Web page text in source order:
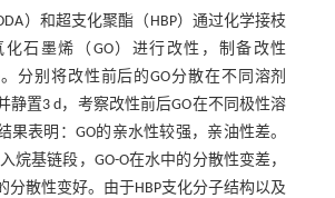
）和超支化聚酯（HBP）通过化学接枝
化石墨烯（GO）进行改性，制备改性
。分别将改性前后的GO分散在不同溶剂
静置3 d，考察改性前后GO在不同极性溶
果表明：GO的亲水性较强，亲油性差。
烷基链段，GO-O在水中的分散性变差，
分散性变好。由于HBP支化分子结构以及